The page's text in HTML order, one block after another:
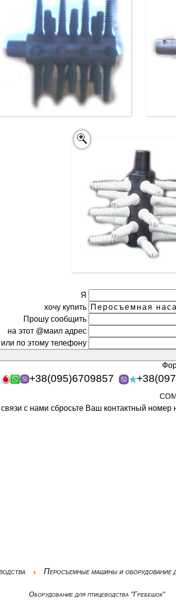
Я
хочу купить
Прошу сообщить
на этот @маил адрес
или по этому телефону
+38(095)6709857
с нами сбросьте Ваш контактный
Перосъемные машины и оборудование
Оборудование для птицеводства "Гребешок"